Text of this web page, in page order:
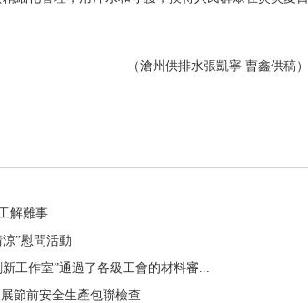
（滄州供排水張凱寧 曹鑫供稿）
解難事
”慰問活動
工作室”通過了各級工會的材料審...
節前安全生產包聯檢查